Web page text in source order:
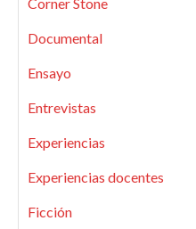
Documental
Ensayo
Entrevistas
Experiencias
Experiencias docentes
Ficción